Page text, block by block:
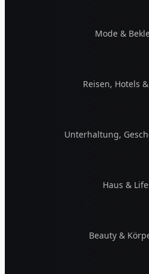
Mode &
Reisen, Hotels
Unterhaltung,
Haus &
Beauty &